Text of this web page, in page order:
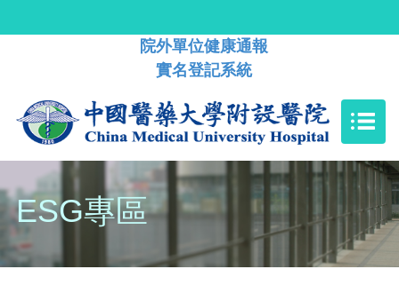
院外單位健康通報
實名登記系統
ESG專區